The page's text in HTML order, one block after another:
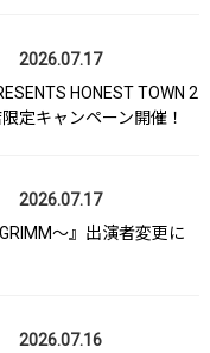
2026.07.17
HONEST TOWN 2
定キャンペーン開催！
2026.07.17
～』出演者変更に
2026.07.16